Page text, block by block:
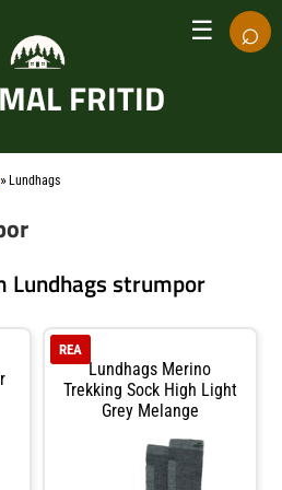
FRITID
☰ ⌕
» Lundhags
Lundhags strumpor
Lundhags Merino
Trekking Sock High Light
Grey Melange
REA